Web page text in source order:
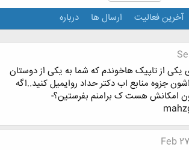
آخرین فعالیت ارسال ها درباره
از تا‍‍پیک هاخوندم که شما به یکی از دوستان
جزوه منابع اب دکتر حداد روایمیل کنید..اگه
امکانش هست ک برامنم بفرستین؟-
Feb